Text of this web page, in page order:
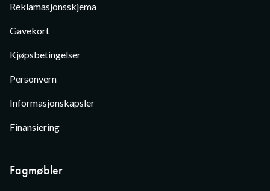
Reklamasjonsskjema
Gavekort
Kjøpsbetingelser
Personvern
Informasjonskapsler
Finansiering
Fagmøbler